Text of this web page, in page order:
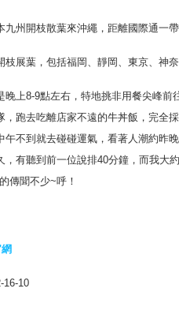
九州開枝散葉來沖繩，距離國際通一
枝展葉，包括福岡、靜岡、東京、神
晚上8-9點左右，特地挑非用餐尖峰
，跑去吃離店家不遠的牛丼飯，完全
午不到就去碰碰運氣，看著人潮約昨
，有聽到前一位說排40分鐘，而我大
傳聞不少~呼！
16-10